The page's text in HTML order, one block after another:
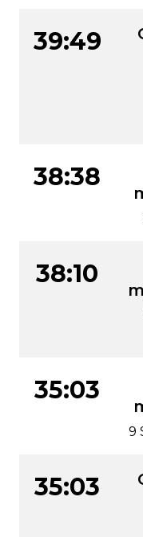
39:49
38:38
38:10
35:03
9
35:03